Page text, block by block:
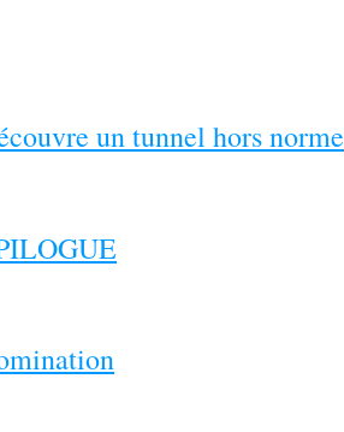
un tunnel hors norme